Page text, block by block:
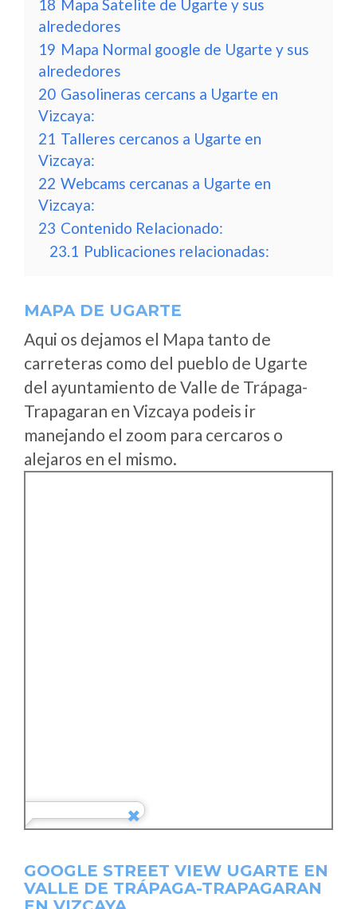
18 Mapa Satelite de Ugarte y sus
alrededores
19 Mapa Normal google de Ugarte y sus
alrededores
20 Gasolineras cercans a Ugarte en
Vizcaya:
21 Talleres cercanos a Ugarte en
Vizcaya:
22 Webcams cercanas a Ugarte en
Vizcaya:
23 Contenido Relacionado:
23.1 Publicaciones relacionadas:
MAPA DE UGARTE
Aqui os dejamos el Mapa tanto de
carreteras como del pueblo de Ugarte
del ayuntamiento de Valle de Trápaga-
Trapagaran en Vizcaya podeis ir
manejando el zoom para cercaros o
alejaros en el mismo.
GOOGLE STREET VIEW UGARTE EN
VALLE DE TRÁPAGA-TRAPAGARAN